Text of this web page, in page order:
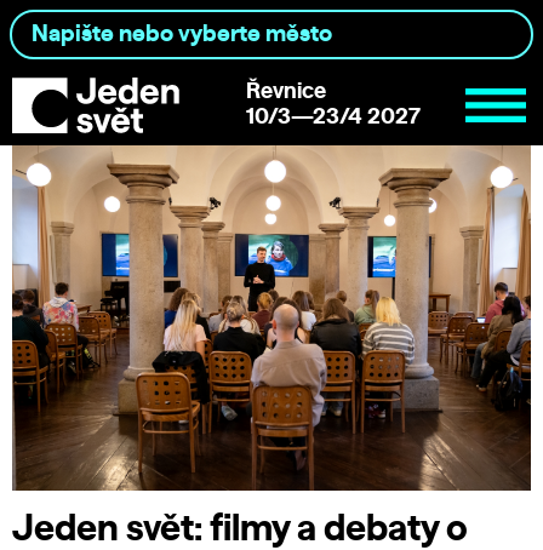
Řevnice
10/3—23/4 2027
Jeden svět: filmy a debaty o